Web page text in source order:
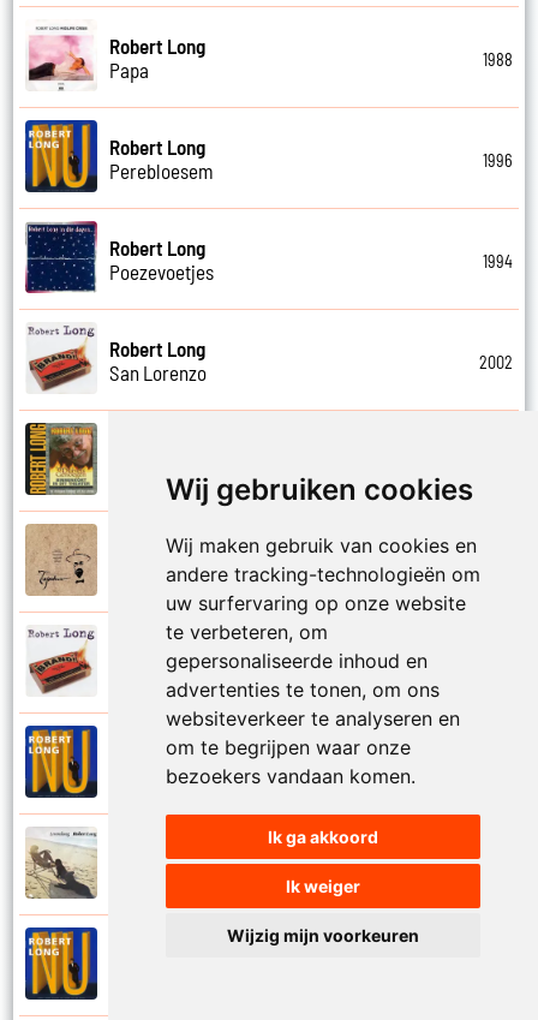
Wij gebruiken cookies
Wij maken gebruik van cookies en
andere tracking-technologieën om
uw surfervaring op onze website
te verbeteren, om
gepersonaliseerde inhoud en
advertenties te tonen, om ons
websiteverkeer te analyseren en
om te begrijpen waar onze
bezoekers vandaan komen.
Ik ga akkoord
Ik weiger
Wijzig mijn voorkeuren
Robert Long
Papa
1988
Robert Long
Perebloesem
1996
Robert Long
Poezevoetjes
1994
Robert Long
San Lorenzo
2002
Schathemelrijk
Tsjechov (Musical)
Schrappen
Seizoenen
Robert Long
Robert Long